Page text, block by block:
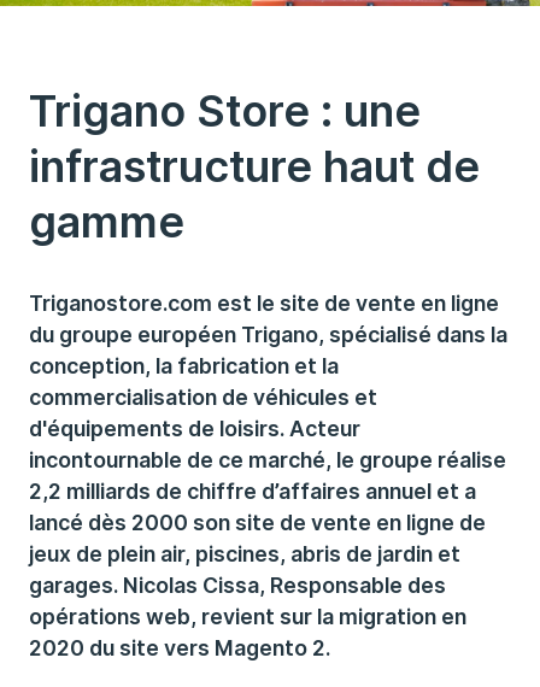
Trigano Store : une
infrastructure haut de
gamme
Triganostore.com est le site de vente en ligne
du groupe européen Trigano, spécialisé dans la
conception, la fabrication et la
commercialisation de véhicules et
d'équipements de loisirs. Acteur
incontournable de ce marché, le groupe réalise
2,2 milliards de chiffre d’affaires annuel et a
lancé dès 2000 son site de vente en ligne de
jeux de plein air, piscines, abris de jardin et
garages. Nicolas Cissa, Responsable des
opérations web, revient sur la migration en
2020 du site vers Magento 2.